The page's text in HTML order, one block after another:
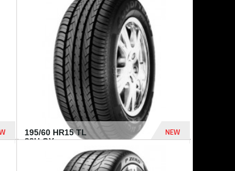
790 Dhs
195/60 HR15 TL
88H GY...
NEW